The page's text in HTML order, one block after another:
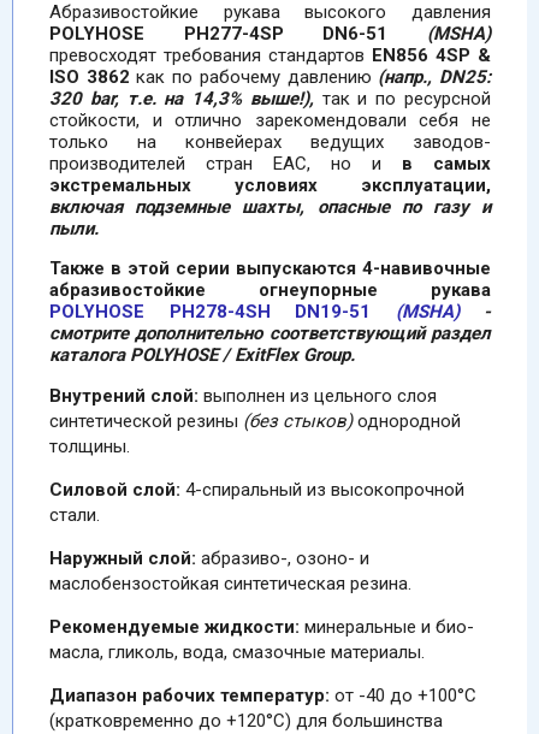
Абразивостойкие рукава высокого давления
POLYHOSE PH277-4SP DN6-51 (MSHA)
превосходят требования стандартов EN856 4SP &
ISO 3862 как по рабочему давлению (напр., DN25:
320 bar, т.е. на 14,3% выше!),так и по ресурсной
стойкости, и отлично зарекомендовали себя не
только на конвейерах ведущих заводов-
производителей стран ЕАС, но и в самых
экстремальных условиях эксплуатации,
включая подземные шахты, опасные по газу и
пыли.
Также в этой серии выпускаются 4-навивочные
абразивостойкие огнеупорные рукава
POLYHOSE PH278-4SH DN19-51 (MSHA)
-
смотрите дополнительно соответствующий раздел
каталога POLYHOSE / ExitFlex Group.
Внутрений слой: выполнен из цельного слоя
синтетической резины (без стыков)однородной
толщины.
Силовой слой: 4-спиральный из высокопрочной
стали.
Наружный слой: абразиво-, озоно- и
маслобензостойкая синтетическая резина.
Рекомендуемые жидкости: минеральные и био-
масла, гликоль, вода, смазочные материалы.
Диапазон рабочих температур: от -40 до +100°C
(кратковременно до +120°C) для большинства